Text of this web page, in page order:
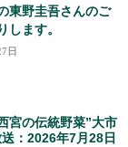
東野圭吾さんのご
します。
日
宮の伝統野菜”大市
：2026年7月28日